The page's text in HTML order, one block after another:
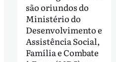
são oriundos do
Ministério do
Desenvolvimento e
Assistência Social,
Família e Combate